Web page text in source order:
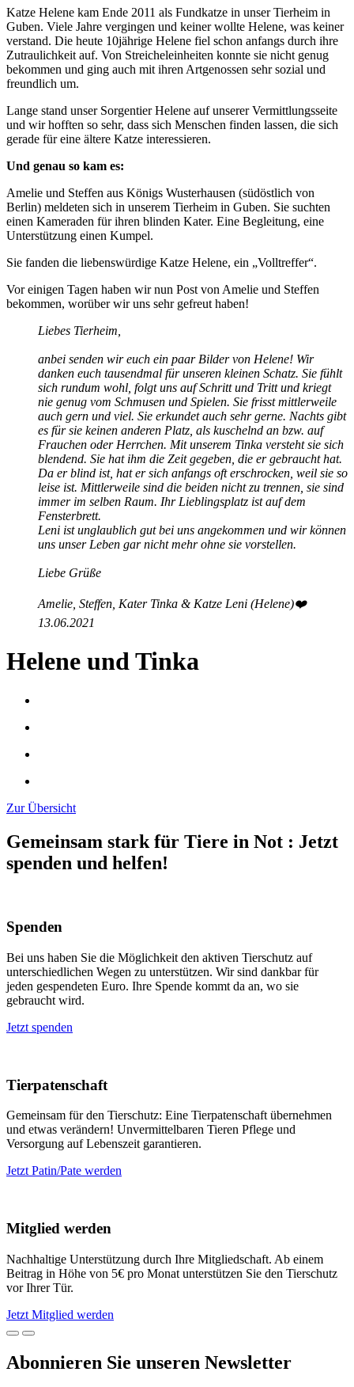
Katze Helene kam Ende 2011 als Fundkatze in unser Tierheim in
Guben. Viele Jahre vergingen und keiner wollte Helene, was keiner
verstand. Die heute 10jährige Helene fiel schon anfangs durch ihre
Zutraulichkeit auf. Von Streicheleinheiten konnte sie nicht genug
bekommen und ging auch mit ihren Artgenossen sehr sozial und
freundlich um.
Lange stand unser Sorgentier Helene auf unserer Vermittlungsseite
und wir hofften so sehr, dass sich Menschen finden lassen, die sich
gerade für eine ältere Katze interessieren.
Und genau so kam es:
Amelie und Steffen aus Königs Wusterhausen (südöstlich von
Berlin) meldeten sich in unserem Tierheim in Guben. Sie suchten
einen Kameraden für ihren blinden Kater. Eine Begleitung, eine
Unterstützung einen Kumpel.
Sie fanden die liebenswürdige Katze Helene, ein „Volltreffer“.
Vor einigen Tagen haben wir nun Post von Amelie und Steffen
bekommen, worüber wir uns sehr gefreut haben!
Liebes Tierheim,
anbei senden wir euch ein paar Bilder von Helene! Wir
danken euch tausendmal für unseren kleinen Schatz. Sie fühlt
sich rundum wohl, folgt uns auf Schritt und Tritt und kriegt
nie genug vom Schmusen und Spielen. Sie frisst mittlerweile
auch gern und viel. Sie erkundet auch sehr gerne. Nachts gibt
es für sie keinen anderen Platz, als kuschelnd an bzw. auf
Frauchen oder Herrchen. Mit unserem Tinka versteht sie sich
blendend. Sie hat ihm die Zeit gegeben, die er gebraucht hat.
Da er blind ist, hat er sich anfangs oft erschrocken, weil sie so
leise ist. Mittlerweile sind die beiden nicht zu trennen, sie sind
immer im selben Raum. Ihr Lieblingsplatz ist auf dem
Fensterbrett.
Leni ist unglaublich gut bei uns angekommen und wir können
uns unser Leben gar nicht mehr ohne sie vorstellen.
Liebe Grüße
Amelie, Steffen, Kater Tinka & Katze Leni (Helene)❤️
13.06.2021
Helene und Tinka
Zur Übersicht
Gemeinsam stark für Tiere in Not : Jetzt
spenden und helfen!
Spenden
Bei uns haben Sie die Möglichkeit den aktiven Tierschutz auf
unterschiedlichen Wegen zu unterstützen. Wir sind dankbar für
jeden gespendeten Euro. Ihre Spende kommt da an, wo sie
gebraucht wird.
Jetzt spenden
Tierpatenschaft
Gemeinsam für den Tierschutz: Eine Tierpatenschaft übernehmen
und etwas verändern! Unvermittelbaren Tieren Pflege und
Versorgung auf Lebenszeit garantieren.
Jetzt Patin/Pate werden
Mitglied werden
Nachhaltige Unterstützung durch Ihre Mitgliedschaft. Ab einem
Beitrag in Höhe von 5€ pro Monat unterstützen Sie den Tierschutz
vor Ihrer Tür.
Jetzt Mitglied werden
Abonnieren Sie unseren Newsletter